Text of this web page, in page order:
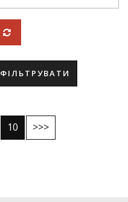
ФІЛЬТРУВАТИ
10 >>>